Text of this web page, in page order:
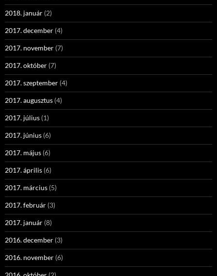
2018. január (2)
2017. december (4)
2017. november (7)
2017. október (7)
2017. szeptember (4)
2017. augusztus (4)
2017. július (1)
2017. június (6)
2017. május (6)
2017. április (6)
2017. március (5)
2017. február (3)
2017. január (8)
2016. december (3)
2016. november (6)